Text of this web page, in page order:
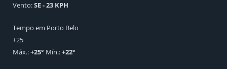
Vento:SE - 23 KPH
Tempo em Porto Belo
+25
Máx.:+25° Mín.:+22°